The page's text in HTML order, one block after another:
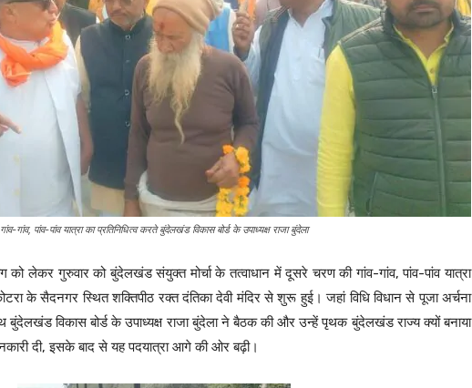
गांव-गांव, पांव-पांव यात्रा का प्रतिनिधित्व करते बुंदेलखंड विकास बोर्ड के उपाध्यक्ष राजा बुंदेला
को लेकर गुरुवार को बुंदेलखंड संयुक्त मोर्चा के तत्वाधान में दूसरे चरण की गांव-गांव, पांव-पांव यात्रा
के सैदनगर स्थित शक्तिपीठ रक्त दंतिका देवी मंदिर से शुरू हुई। जहां विधि विधान से पूजा अर्चना
बुंदेलखंड विकास बोर्ड के उपाध्यक्ष राजा बुंदेला ने बैठक की और उन्हें पृथक बुंदेलखंड राज्य क्यों बनाया
दी, इसके बाद से यह पदयात्रा आगे की ओर बढ़ी।